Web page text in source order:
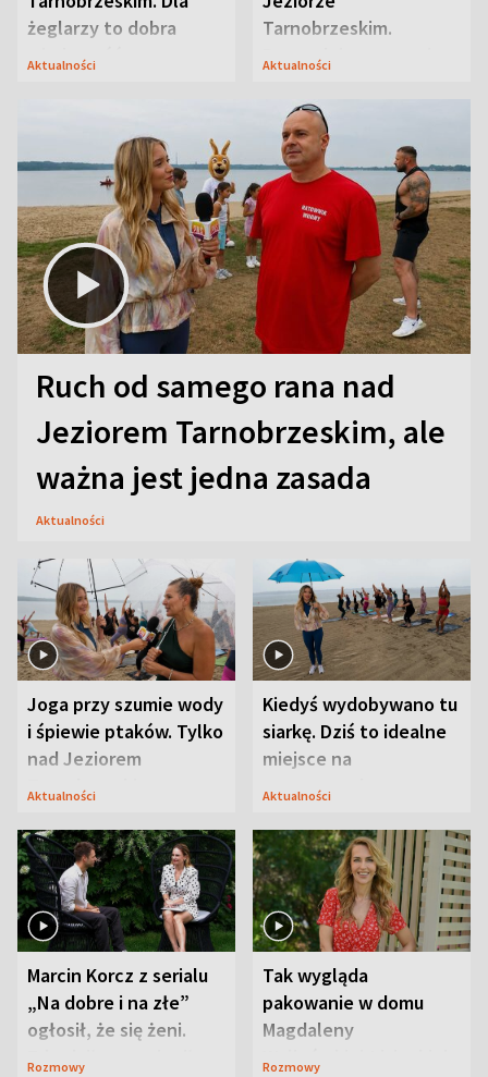
żeglarzy to dobra
wiadomość
Aktualności
Tarnobrzeskim.
Przyrodnicy zwracają
Aktualności
Ruch od samego rana nad
Jeziorem Tarnobrzeskim, ale
ważna jest jedna zasada
Aktualności
Joga przy szumie wody
i śpiewie ptaków. Tylko
nad Jeziorem
Tarnobrzeskim
Aktualności
Kiedyś wydobywano tu
siarkę. Dziś to idealne
miejsce na
wypoczynek
Aktualności
Marcin Korcz z serialu
„Na dobre i na złe”
ogłosił, że się żeni.
Zdradził, co zmienił
Rozmowy
Tak wygląda
pakowanie w domu
Magdaleny
Waligórskiej-Lisieckiej.
Rozmowy